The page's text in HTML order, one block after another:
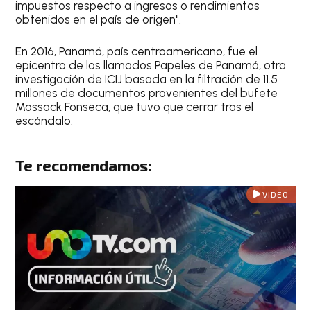
impuestos respecto a ingresos o rendimientos
obtenidos en el país de origen".
En 2016, Panamá, país centroamericano, fue el
epicentro de los llamados Papeles de Panamá, otra
investigación de ICIJ basada en la filtración de 11.5
millones de documentos provenientes del bufete
Mossack Fonseca, que tuvo que cerrar tras el
escándalo.
Te recomendamos:
VIDEO